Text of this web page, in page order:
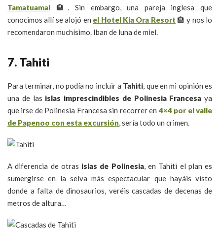
Tamatuamai 🏨. Sin embargo, una pareja inglesa que
conocimos allí se alojó en el Hotel Kia Ora Resort 🏨 y nos lo
recomendaron muchísimo. Iban de luna de miel.
7. Tahiti
Para terminar, no podía no incluir a Tahiti, que en mi opinión es
una de las islas imprescindibles de Polinesia Francesa ya
que irse de Polinesia Francesa sin recorrer en4×4 por el valle
de Papenoo con esta excursión, sería todo un crimen.
A diferencia de otras islas de Polinesia, en Tahiti el plan es
sumergirse en la selva más espectacular que hayáis visto
donde a falta de dinosaurios, veréis cascadas de decenas de
metros de altura…